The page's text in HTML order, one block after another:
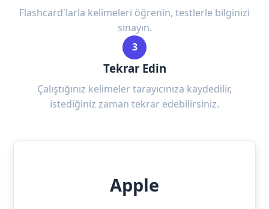
Flashcard'larla kelimeleri öğrenin, testlerle bilginizi
sınayın.
3
Tekrar Edin
Çalıştığınız kelimeler tarayıcınıza kaydedilir,
istediğiniz zaman tekrar edebilirsiniz.
Apple